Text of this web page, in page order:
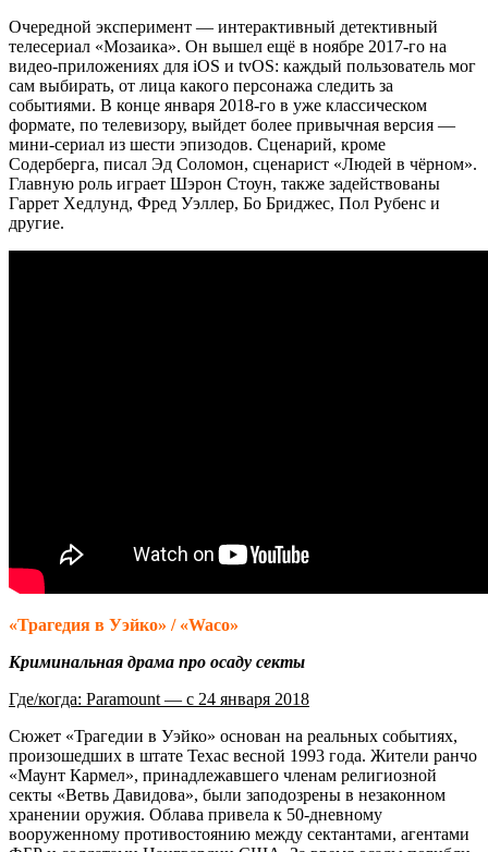
Очередной эксперимент — интерактивный детективный
телесериал «Мозаика». Он вышел ещё в ноябре 2017-го на
видео-приложениях для iOS и tvOS: каждый пользователь мог
сам выбирать, от лица какого персонажа следить за
событиями. В конце января 2018-го в уже классическом
формате, по телевизору, выйдет более привычная версия —
мини-сериал из шести эпизодов. Сценарий, кроме
Содерберга, писал Эд Соломон, сценарист «Людей в чёрном».
Главную роль играет Шэрон Стоун, также задействованы
Гаррет Хедлунд, Фред Уэллер, Бо Бриджес, Пол Рубенс и
другие.
«Трагедия в Уэйко» / «Waco»
Криминальная драма про осаду секты
Где/когда: Paramount — с 24 января 2018
Сюжет «Трагедии в Уэйко» основан на реальных событиях,
произошедших в штате Техас весной 1993 года. Жители ранчо
«Маунт Кармел», принадлежавшего членам религиозной
секты «Ветвь Давидова», были заподозрены в незаконном
хранении оружия. Облава привела к 50-дневному
вооруженному противостоянию между сектантами, агентами